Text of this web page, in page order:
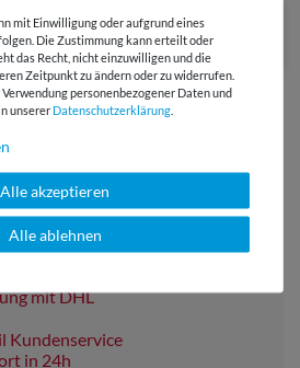
mit DHL
Kundenservice
in 24h
mit Einwilligung oder aufgrund eines
Die Zustimmung kann erteilt oder
das Recht, nicht einzuwilligen und die
Zeitpunkt zu ändern oder zu widerrufen.
personenbezogener Daten und
unserer Daten­schutz­erklärung
Alle akzeptieren
Alle ablehnen